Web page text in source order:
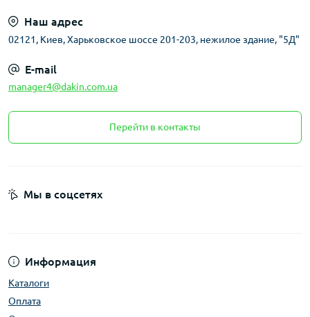
Наш адрес
02121, Киев, Харьковское шоссе 201-203, нежилое здание, "5Д"
E-mail
manager4@dakin.com.ua
Перейти в контакты
Информация
Каталоги
Оплата
Мы в соцсетях